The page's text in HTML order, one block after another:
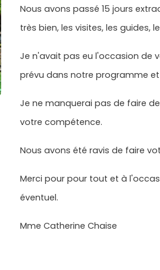
Nous avons passé 15 jours
très bien, les visites, les guides,
Je n'avait pas eu l'occasion de
prévu dans notre programme
Je ne manquerai pas de faire
votre compétence.
Nous avons été ravis de faire
Merci pour pour tout et à
éventuel.
Mme Catherine Chaise